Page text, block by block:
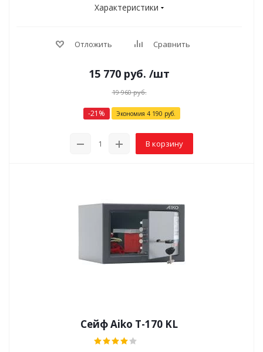
Характеристики
Отложить Сравнить
15 770 руб. /шт
19 960руб.
-21 % Экономия 4 190 руб.
В корзину
Сейф Aiko T-170 KL